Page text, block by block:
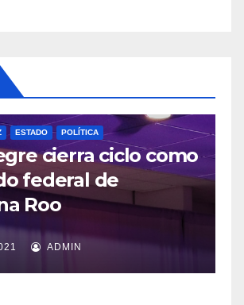
POLÍTICA
cierra ciclo como
de
ADMIN
POLÍTICA